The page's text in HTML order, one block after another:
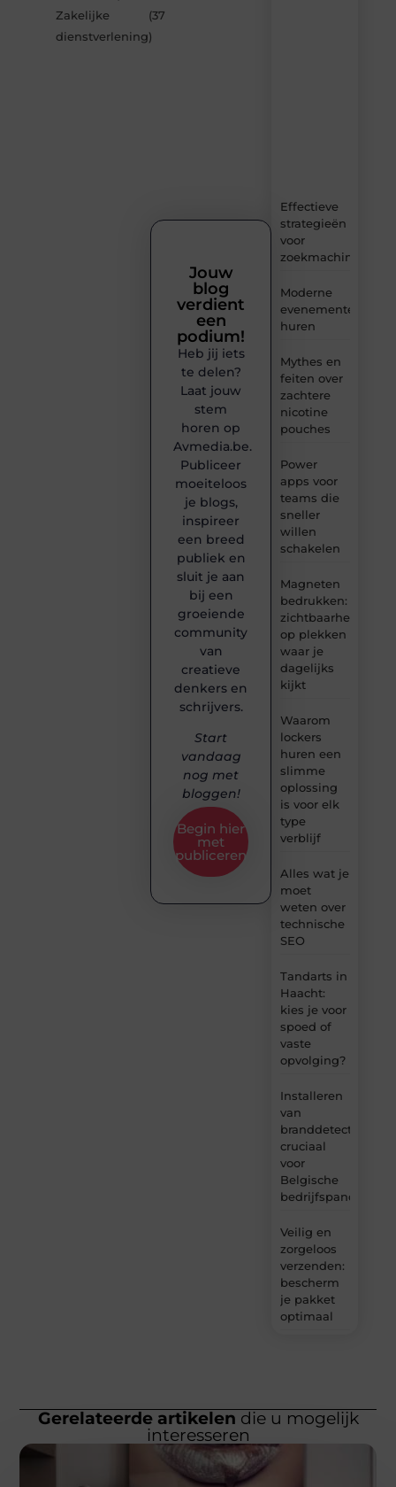
Zakelijke
dienstverlening
(37
)
Effectieve
strategieën
voor
Moderne
evenementenvloer
huren
Mythes en
feiten over
zachtere
nicotine
pouches
Power
apps voor
teams die
sneller
willen
schakelen
Magneten
bedrukken:
zichtbaarheid
op plekken
waar je
dagelijks
kijkt
Waarom
lockers
huren een
slimme
oplossing
is voor elk
type
verblijf
Alles wat je
moet
weten over
technische
SEO
Tandarts in
Haacht:
kies je voor
spoed of
vaste
opvolging?
Installeren
van
branddetectie:
cruciaal
voor
Belgische
bedrijfspanden
Veilig en
zorgeloos
verzenden:
bescherm
je pakket
optimaal
Jouw
blog
verdient
een
podium!
Heb jij iets
te delen?
Laat jouw
stem
horen op
Avmedia.be.
Publiceer
moeiteloos
je blogs,
inspireer
een breed
publiek en
sluit je aan
bij een
groeiende
community
van
creatieve
denkers en
schrijvers.
Start
vandaag
nog met
bloggen!
Begin hier
met
publiceren
Gerelateerde artikelen die u mogelijk
interesseren